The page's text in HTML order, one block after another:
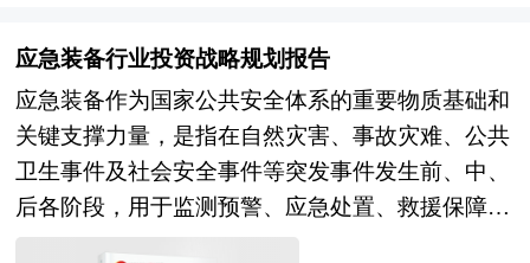
志的基础信息等公布和提供的大量资料和数据，客
观、多角度地对中国客厅灯市场进行了分析研究。
报告在总结中国客厅灯行业发展历程的基础上，结
合新时期的各方面因素，对中国客厅灯行业的发展
趋势给予了细致和审慎的预测论证。报告资料详
56%，形成以珠三角、长三角为核心的产业集群，
并逐步向中西部转移，产业链配套日趋完善。面对
全球供应链重构与技术竞争加剧，国内企业正加快
高端材料国产替代、突破“卡脖子”工艺，推动产业
向高密度、高频高速、高集成与绿色化方向全面升
能力与抗干扰性能，能在高温、高压、有毒、辐射
机协同与集群作业能力，支持远程遥控、预设路径
巡航及基于深度学习的自主路径规划与障碍规避。
从功能架构看，智能救援设备涵盖了从前端感知层
的各类传感器与摄像头，到中间传输层的自组网通
信模块，再到后端决策层的智能指挥平台，形成
应急装备行业投资战略规划报告
应急装备作为国家公共安全体系的重要物质基础和
关键支撑力量，是指在自然灾害、事故灾难、公共
卫生事件及社会安全事件等突发事件发生前、中、
后各阶段，用于监测预警、应急处置、救援保障、